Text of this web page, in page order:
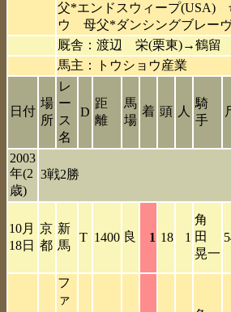
父*エンドスウィープ(USA)
ウ 母父*ダンシングブレー
厩舎：渡辺 栄(栗東)→鶴留
馬主：トウショウ産業
日付
場
所
レ
ー
ス
名
D
距
離
馬
場
着 頭 人
騎
手
2003
年(2
歳)
3戦2勝
10月
18日
京
都
新
馬
T 1400 良 1 18 1
角
田
晃一
フ
ァ